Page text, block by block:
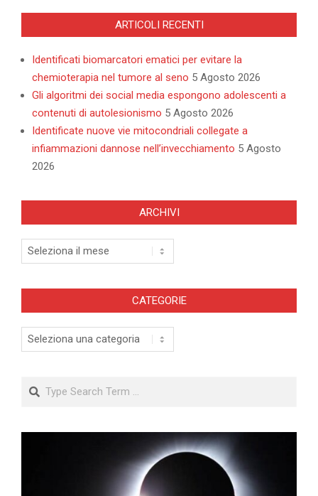
ARTICOLI RECENTI
Identificati biomarcatori ematici per evitare la
chemioterapia nel tumore al seno 5 Agosto 2026
Gli algoritmi dei social media espongono adolescenti a
contenuti di autolesionismo 5 Agosto 2026
Identificate nuove vie mitocondriali collegate a
infiammazioni dannose nell’invecchiamento 5 Agosto
2026
ARCHIVI
Archivi
CATEGORIE
Categorie
Search